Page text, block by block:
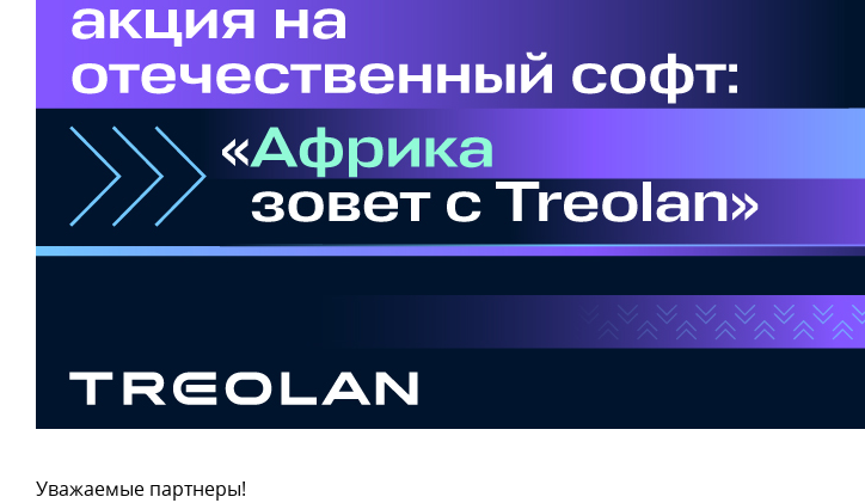
Уважаемые партнеры!